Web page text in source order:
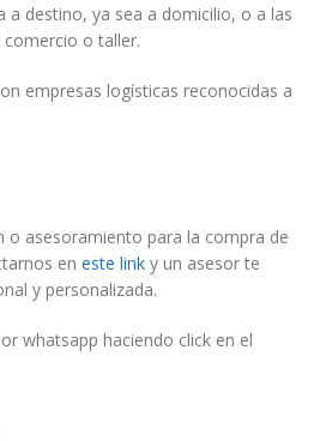
destino, ya sea a domicilio, o a las
o taller.
empresas logísticas reconocidas a
o asesoramiento para la compra de
en este link y un asesor te
y personalizada.
whatsapp haciendo click en el